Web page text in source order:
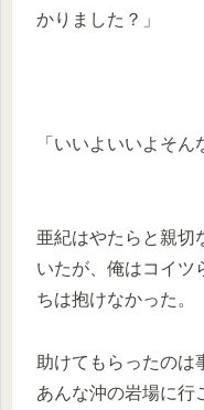
かりました？」
「いいよいいよそん
亜紀はやたらと親切
いたが、俺はコイツ
ちは抱けなかった。
助けてもらったのは
あんな沖の岩場に行